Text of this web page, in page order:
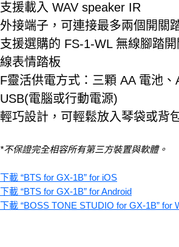
支援載入 WAV speaker IR
外接端子，可連接最多兩個開關
支援選購的 FS-1-WL 無線腳踏
線表情踏板
F靈活供電方式：三顆 AA 電池
USB(電腦或行動電源)
輕巧設計，可輕鬆放入琴袋或背
*不保證完全相容所有第三方裝置與軟體。
下載 “BTS for GX-1B” for iOS
下載 “BTS for GX-1B” for Android
下載 “BOSS TONE STUDIO for GX-1B” for